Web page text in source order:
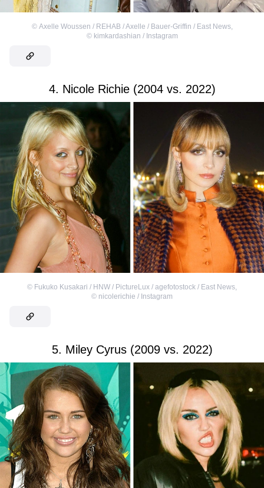
© Axelle Woussen / REHAB / Axelle / Bauer-Griffin / East News,
© kimkardashian / Instagram
4. Nicole Richie (2004 vs. 2022)
© Fukuko Kusakari / HNW / PictureLux / agefotostock / East News,
© nicolerichie / Instagram
5. Miley Cyrus (2009 vs. 2022)